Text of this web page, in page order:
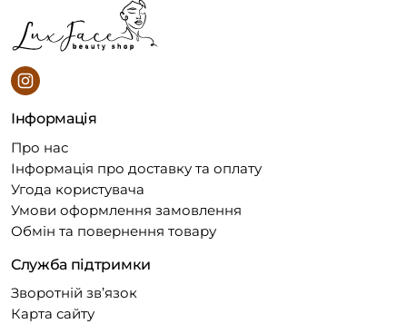
Інформація
Про нас
Інформація про доставку та оплату
Угода користувача
Умови оформлення замовлення
Обмін та повернення товару
Служба підтримки
Зворотній зв’язок
Карта сайту